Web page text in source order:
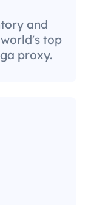
and
top
proxy.